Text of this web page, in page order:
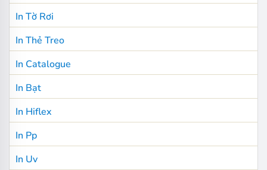
In Tờ Rơi
In Thẻ Treo
In Catalogue
In Bạt
In Hiflex
In Pp
In Uv